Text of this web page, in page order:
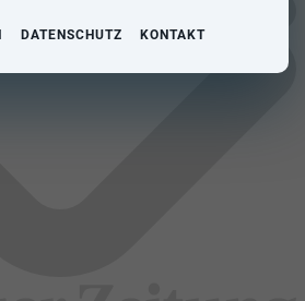
DATENSCHUTZ KONTAKT